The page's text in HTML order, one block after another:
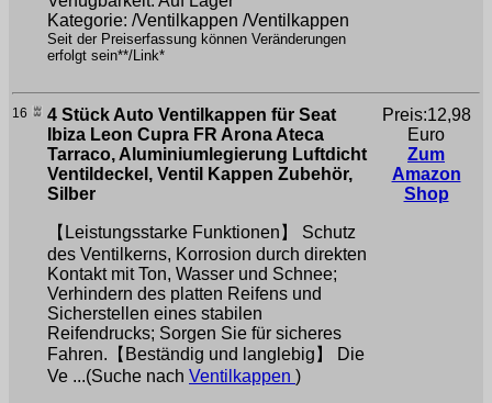
Kategorie: /Ventilkappen /Ventilkappen
Seit der Preiserfassung können Veränderungen
erfolgt sein**/Link*
16
4 Stück Auto Ventilkappen für Seat
Ibiza Leon Cupra FR Arona Ateca
Tarraco, Aluminiumlegierung Luftdicht
Ventildeckel, Ventil Kappen Zubehör,
Silber
【Leistungsstarke Funktionen】 Schutz
des Ventilkerns, Korrosion durch direkten
Kontakt mit Ton, Wasser und Schnee;
Verhindern des platten Reifens und
Sicherstellen eines stabilen
Reifendrucks; Sorgen Sie für sicheres
Fahren.【Beständig und langlebig】 Die
Ve ...(Suche nach Ventilkappen )
Preis:12,98
Euro
Zum
Amazon
Shop